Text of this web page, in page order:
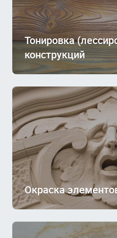
Тонировка
конструкций
Окраска